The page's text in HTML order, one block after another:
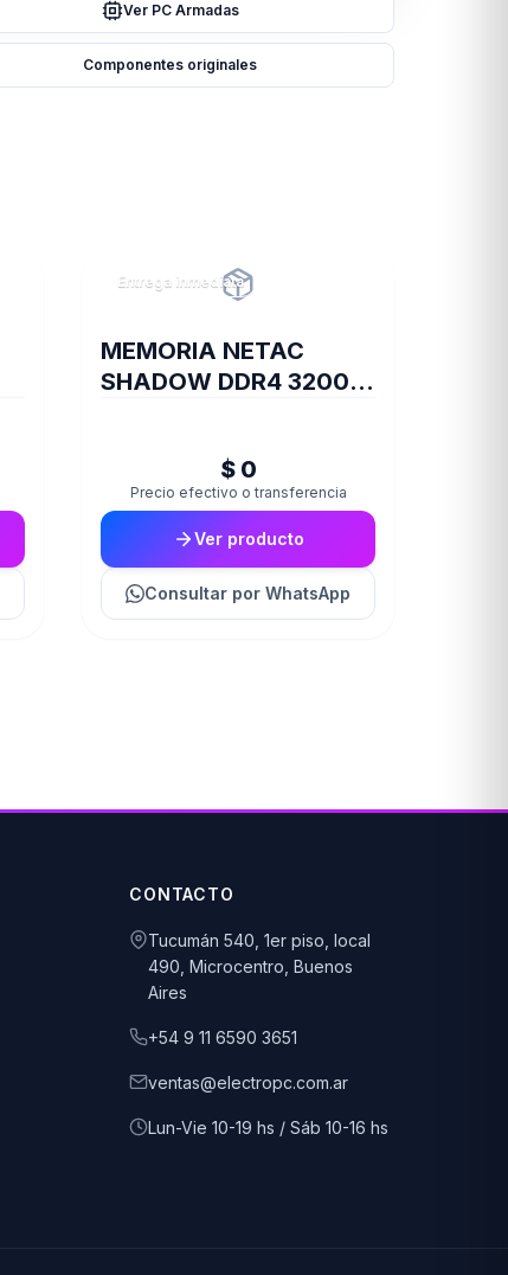
Ver PC Armadas
Componentes originales
Entrega inmediata
MEMORIA NETAC
SHADOW DDR4 3200 8
$ 0
Precio efectivo o transferencia
Ver producto
Consultar por WhatsApp
CONTACTO
Tucumán 540, 1er piso, local
490, Microcentro, Buenos
Aires
+54 9 11 6590 3651
ventas@electropc.com.ar
Lun-Vie 10-19 hs / Sáb 10-16 hs